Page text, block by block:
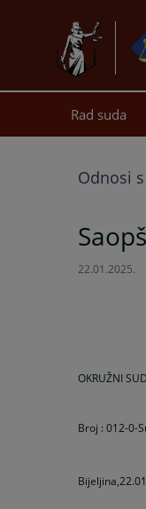
Rad suda
Odnosi
22.01.2025.
OKRUŽNI
Broj : 012-0-